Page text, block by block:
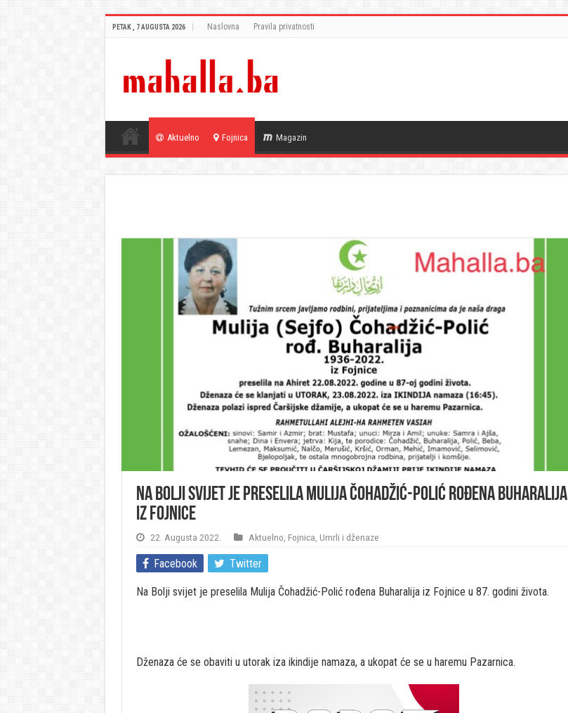
PETAK , 7 AUGUSTA 2026 Naslovna Pravila privatnosti
Aktuelno Fojnica Magazin
Na Bolji svijet je preselila Mulija Čohadžić-Polić rođena Buharalija
iz Fojnice
22. Augusta 2022. Aktuelno Fojnica Umrli i dženaze
Facebook Twitter
Na Bolji svijet je preselila Mulija Čohadžić-Polić rođena Buharalija iz Fojnice u 87. godini života.
Dženaza će se obaviti u utorak iza ikindije namaza, a ukopat će se u haremu Pazarnica.